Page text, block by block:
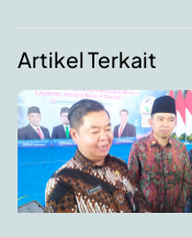
Artikel Terkait